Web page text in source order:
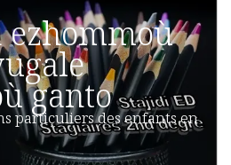
ezhommoù
ganto
particuliers des enfants en